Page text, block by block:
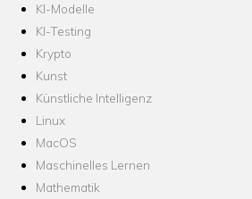
KI-Modelle
KI-Testing
Krypto
Kunst
Künstliche Intelligenz
Linux
MacOS
Maschinelles Lernen
Mathematik